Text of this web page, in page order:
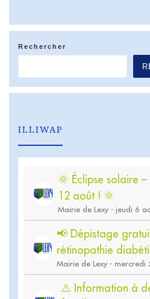
Rechercher
ILLIWAP